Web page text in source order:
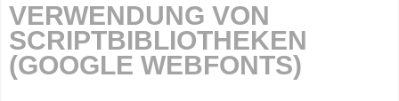
VERWENDUNG VON
SCRIPTBIBLIOTHEKEN
(GOOGLE WEBFONTS)